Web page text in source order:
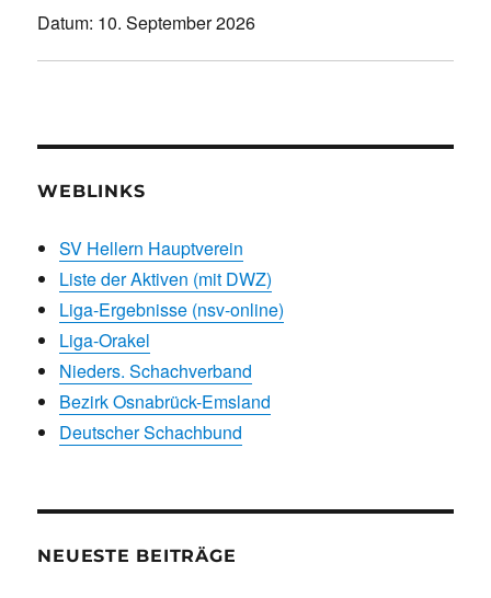
Datum: 10. September 2026
WEBLINKS
SV Hellern Hauptverein
Liste der Aktiven (mit DWZ)
Liga-Ergebnisse (nsv-online)
Liga-Orakel
Nieders. Schachverband
Bezirk Osnabrück-Emsland
Deutscher Schachbund
NEUESTE BEITRÄGE